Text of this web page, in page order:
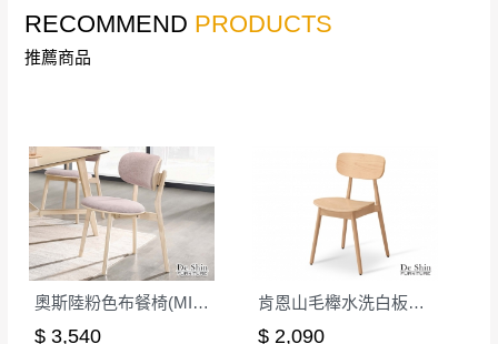
山區內等，或收貨地點搬運過於困難等因素，導致無
法順利配送，本公司除了盡最大努力完成配送外，視
支付。
因大型傢俱有組裝、配送的問題，並非一般快速到貨
商品，無法指定特定時間送達，司機當天到貨前皆會
再與您通知，讓您不用整天在家等貨，以免浪費你的
寶貴時間。
如遇自然災害、政府宣布之災害警報等不可抗力情
若發生非本司因素致使之汙損破壞，恕無法
本公司部份商品無維修服務，超過7日鑑賞
期，商品使用年限，因客人使用習慣、居家
環境不同。若屬人為因素導致商品損壞、零
件短缺，則維修、搬運費用，需由消費者自
行吸收(另事先與消費者報價，消費者同意將
會進行維修)。
到貨7日內為鑑賞期(注意:鑑賞期非試用期)，
RECOMMEND PRODUCTS
推薦商品
奧斯陸粉色布餐椅(MI-966)
$ 3,540
肯恩山毛櫸水洗白板面餐椅(2287)
$ 2,090